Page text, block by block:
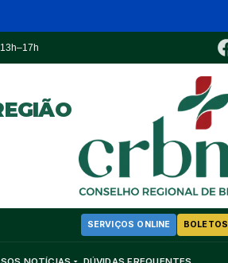
SERVIÇOS ONLINE BOLETOS